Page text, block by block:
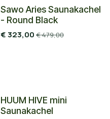
Speciale aanbieding
Sawo Aries Saunakachel
- Round Black
€323,00 €479,00
HUUM HIVE mini
Saunakachel